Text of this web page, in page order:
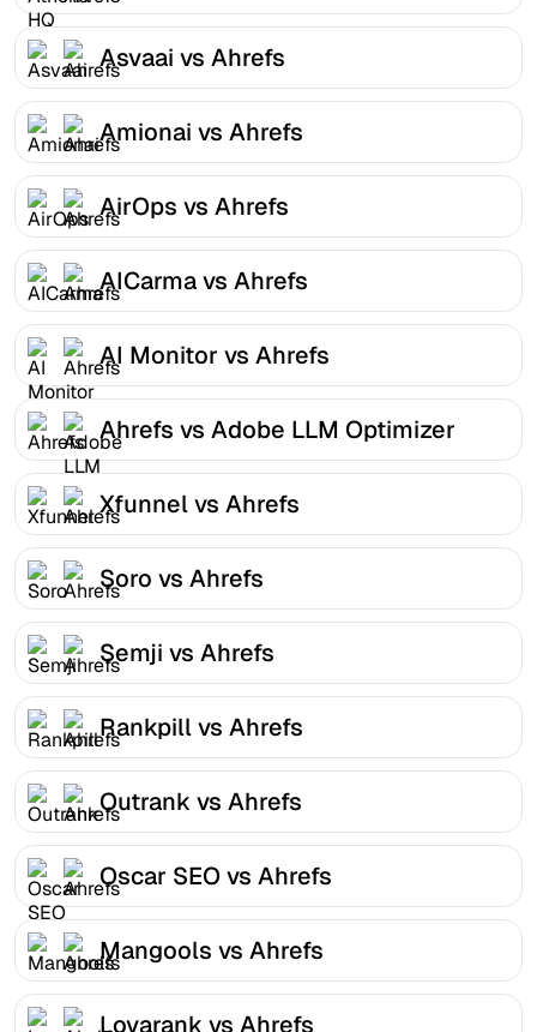
Asvaai vs Ahrefs
Amionai vs Ahrefs
AirOps vs Ahrefs
AICarma vs Ahrefs
AI Monitor vs Ahrefs
Ahrefs vs Adobe LLM Optimizer
Xfunnel vs Ahrefs
Soro vs Ahrefs
Semji vs Ahrefs
Rankpill vs Ahrefs
Outrank vs Ahrefs
Oscar SEO vs Ahrefs
Mangools vs Ahrefs
Lovarank vs Ahrefs